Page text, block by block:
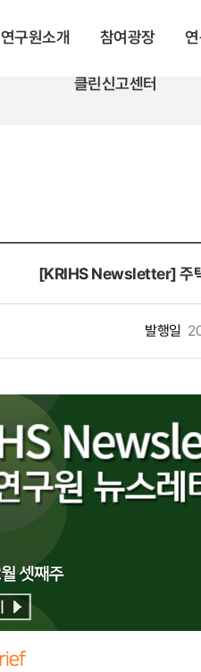
연구원소개 참여광장
클린신고센터
[KRIHS Newsletter] 주
발행일